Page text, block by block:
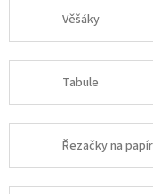
Věšáky
Tabule
Řezačky na papír